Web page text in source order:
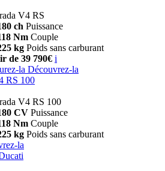
V4 RS
ch Puissance
Nm Couple
kg Poids sans carburant
de 39 790€ i
la Découvrez-la
RS 100
V4 RS 100
CV Puissance
Nm Couple
kg Poids sans carburant
la